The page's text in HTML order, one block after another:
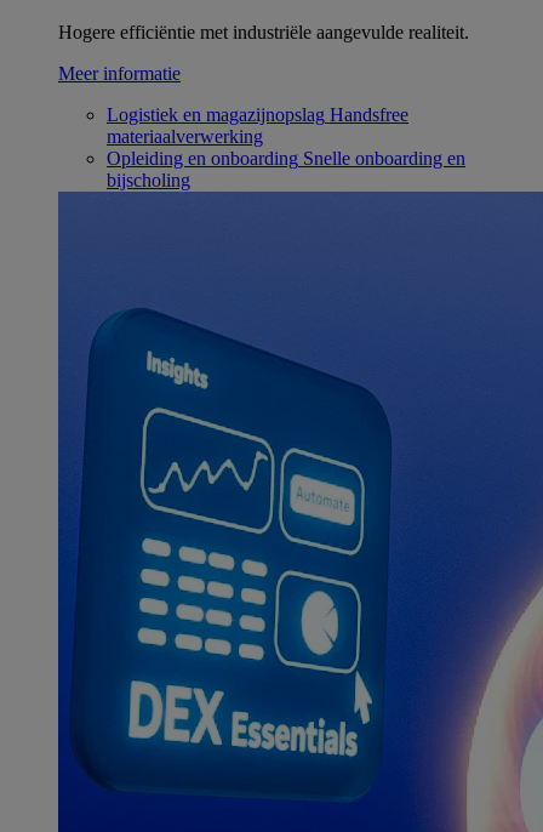
Hogere efficiëntie met industriële aangevulde realiteit.
Meer informatie
Logistiek en magazijnopslag Handsfree
materiaalverwerking
Opleiding en onboarding Snelle onboarding en
bijscholing